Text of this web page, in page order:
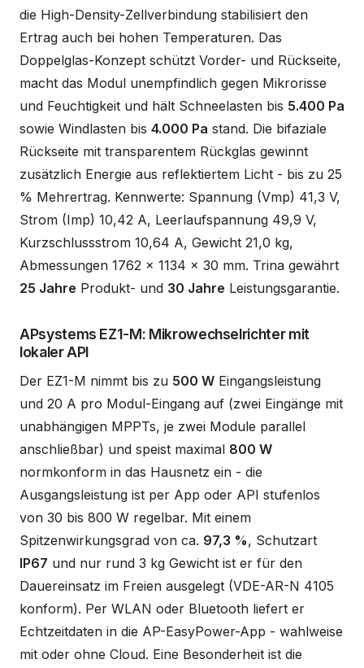
die High-Density-Zellverbindung stabilisiert den
Ertrag auch bei hohen Temperaturen. Das
Doppelglas-Konzept schützt Vorder- und Rückseite,
macht das Modul unempfindlich gegen Mikrorisse
und Feuchtigkeit und hält Schneelasten bis 5.400 Pa
sowie Windlasten bis 4.000 Pa stand. Die bifaziale
Rückseite mit transparentem Rückglas gewinnt
zusätzlich Energie aus reflektiertem Licht - bis zu 25
% Mehrertrag. Kennwerte: Spannung (Vmp) 41,3 V,
Strom (Imp) 10,42 A, Leerlaufspannung 49,9 V,
Kurzschlussstrom 10,64 A, Gewicht 21,0 kg,
Abmessungen 1762 x 1134 x 30 mm. Trina gewährt
25 Jahre Produkt- und 30 Jahre Leistungsgarantie.
APsystems EZ1-M: Mikrowechselrichter mit
lokaler API
Der EZ1-M nimmt bis zu 500 W Eingangsleistung
und 20 A pro Modul-Eingang auf (zwei Eingänge mit
unabhängigen MPPTs, je zwei Module parallel
anschließbar) und speist maximal 800 W
normkonform in das Hausnetz ein - die
Ausgangsleistung ist per App oder API stufenlos
von 30 bis 800 W regelbar. Mit einem
Spitzenwirkungsgrad von ca. 97,3 %, Schutzart
IP67 und nur rund 3 kg Gewicht ist er für den
Dauereinsatz im Freien ausgelegt (VDE-AR-N 4105
konform). Per WLAN oder Bluetooth liefert er
Echtzeitdaten in die AP-EasyPower-App - wahlweise
mit oder ohne Cloud. Eine Besonderheit ist die